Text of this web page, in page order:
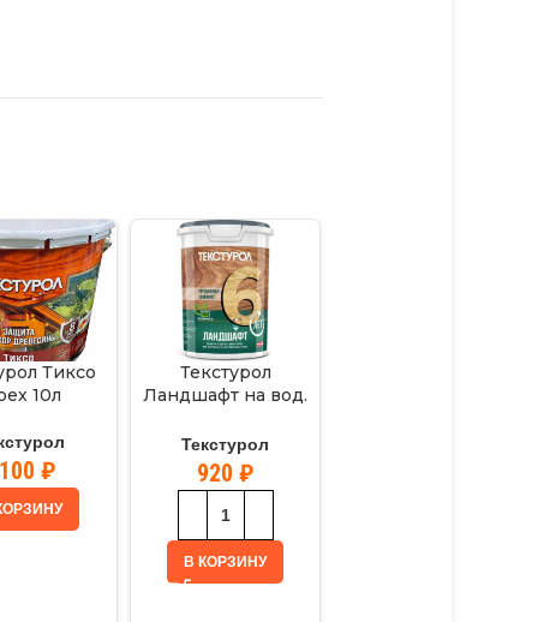
Тиксо
10л
₽
Текстурол
Ландшафт на вод.
Текстурол
920 ₽
В КОРЗИНУ